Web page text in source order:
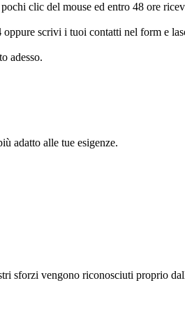
clic del mouse ed entro 48 ore
oppure scrivi i tuoi contatti nel form e
adesso.
adatto alle tue esigenze.
sforzi vengono riconosciuti proprio